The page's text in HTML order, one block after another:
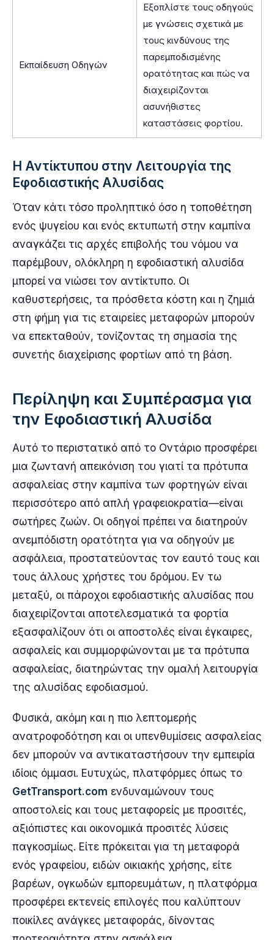
Εκπαίδευση Οδηγών
Εξοπλίστε τους οδηγούς
με γνώσεις σχετικά με
τους κινδύνους της
παρεμποδισμένης
ορατότητας και πώς να
διαχειρίζονται
ασυνήθιστες
καταστάσεις φορτίου.
Η Αντίκτυπου στην Λειτουργία της
Εφοδιαστικής Αλυσίδας
Όταν κάτι τόσο προληπτικό όσο η τοποθέτηση
ενός ψυγείου και ενός εκτυπωτή στην καμπίνα
αναγκάζει τις αρχές επιβολής του νόμου να
παρέμβουν, ολόκληρη η εφοδιαστική αλυσίδα
μπορεί να νιώσει τον αντίκτυπο. Οι
καθυστερήσεις, τα πρόσθετα κόστη και η ζημιά
στη φήμη για τις εταιρείες μεταφορών μπορούν
να επεκταθούν, τονίζοντας τη σημασία της
συνετής διαχείρισης φορτίων από τη βάση.
Περίληψη και Συμπέρασμα για
την Εφοδιαστική Αλυσίδα
Αυτό το περιστατικό από το Οντάριο προσφέρει
μια ζωντανή απεικόνιση του γιατί τα πρότυπα
ασφαλείας στην καμπίνα των φορτηγών είναι
περισσότερο από απλή γραφειοκρατία—είναι
σωτήρες ζωών. Οι οδηγοί πρέπει να διατηρούν
ανεμπόδιστη ορατότητα για να οδηγούν με
ασφάλεια, προστατεύοντας τον εαυτό τους και
τους άλλους χρήστες του δρόμου. Εν τω
μεταξύ, οι πάροχοι εφοδιαστικής αλυσίδας που
διαχειρίζονται αποτελεσματικά τα φορτία
εξασφαλίζουν ότι οι αποστολές είναι έγκαιρες,
ασφαλείς και συμμορφώνονται με τα πρότυπα
ασφαλείας, διατηρώντας την ομαλή λειτουργία
της αλυσίδας εφοδιασμού.
Φυσικά, ακόμη και η πιο λεπτομερής
ανατροφοδότηση και οι υπενθυμίσεις ασφαλείας
δεν μπορούν να αντικαταστήσουν την εμπειρία
ιδίοις όμμασι. Ευτυχώς, πλατφόρμες όπως το
GetTransport.com ενδυναμώνουν τους
αποστολείς και τους μεταφορείς με προσιτές,
αξιόπιστες και οικονομικά προσιτές λύσεις
παγκοσμίως. Είτε πρόκειται για τη μεταφορά
ενός γραφείου, ειδών οικιακής χρήσης, είτε
βαρέων, ογκωδών εμπορευμάτων, η πλατφόρμα
προσφέρει εκτενείς επιλογές που καλύπτουν
ποικίλες ανάγκες μεταφοράς, δίνοντας